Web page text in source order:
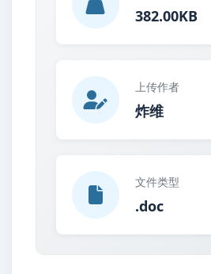
382.00KB
上传作者
炸维
文件类型
.doc